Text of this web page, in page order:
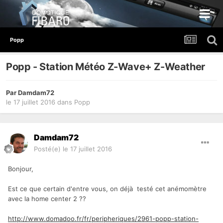
Popp
Popp - Station Météo Z-Wave+ Z-Weather
ParDamdam72
le 17 juillet 2016 dans Popp
Damdam72
Posté(e) le 17 juillet 2016
Bonjour,
Est ce que certain d'entre vous, on déjà testé cet anémomètre
avec la home center 2 ??
http://www.domadoo.fr/fr/peripheriques/2961-popp-station-